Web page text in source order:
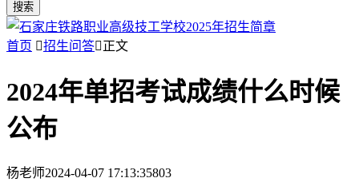
搜索
首页 招生问答正文
2024年单招考试成绩什么时候
公布
杨老师2024-04-07 17:13:35803